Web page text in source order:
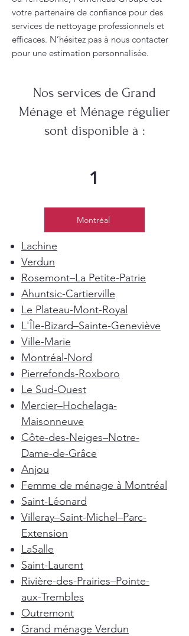
votre partenaire de confiance pour des
services de nettoyage professionnels et
efficaces. N’hésitez pas à nous contacter
pour une estimation personnalisée.
Nos services de Grand
Ménage et Ménage régulier
sont disponible à :
1
Montréal
Lachine
Verdun
Rosemont–La Petite-Patrie
Ahuntsic-Cartierville
Le Plateau-Mont-Royal
L'Île-Bizard–Sainte-Geneviève
Ville-Marie
Montréal-Nord
Pierrefonds-Roxboro
Le Sud-Ouest
Mercier–Hochelaga-
Maisonneuve
Côte-des-Neiges–Notre-
Dame-de-Grâce
Anjou
Femme de ménage à Montréal
Saint-Léonard
Villeray–Saint-Michel–Parc-
Extension
LaSalle
Saint-Laurent
Rivière-des-Prairies–Pointe-
aux-Trembles
Outremont
Grand ménage Verdun